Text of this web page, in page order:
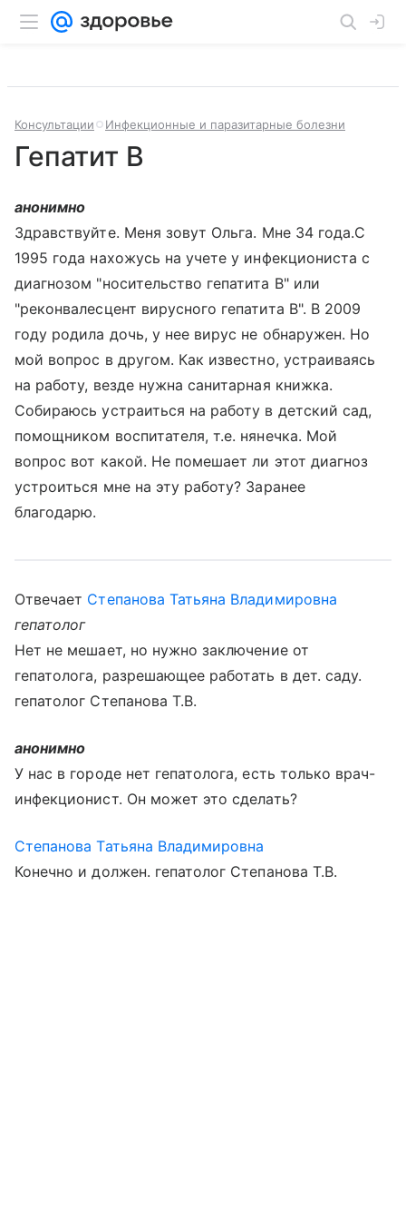
Консультации Инфекционные и паразитарные болезни
Гепатит В
анонимно
Здравствуйте. Меня зовут Ольга. Мне 34 года.С
1995 года нахожусь на учете у инфекциониста с
диагнозом "носительство гепатита В" или
"реконвалесцент вирусного гепатита В". В 2009
году родила дочь, у нее вирус не обнаружен. Но
мой вопрос в другом. Как известно, устраиваясь
на работу, везде нужна санитарная книжка.
Собираюсь устраиться на работу в детский сад,
помощником воспитателя, т.е. нянечка. Мой
вопрос вот какой. Не помешает ли этот диагноз
устроиться мне на эту работу? Заранее
благодарю.
Отвечает Степанова Татьяна Владимировна
гепатолог
Нет не мешает, но нужно заключение от
гепатолога, разрешающее работать в дет. саду.
гепатолог Степанова Т.В.
анонимно
У нас в городе нет гепатолога, есть только врач-
инфекционист. Он может это сделать?
Степанова Татьяна Владимировна
Конечно и должен. гепатолог Степанова Т.В.